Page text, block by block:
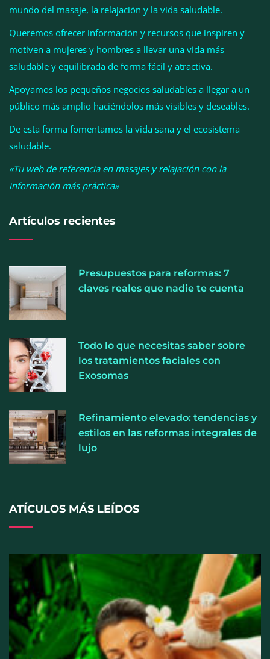
El misterio del masaje sensitivo: lo que nadie te
cuenta
bienestar y la relajación absoluta
¿Conocías estos beneficios del masaje sensorial
mundo del masaje, la relajación y la vida saludable.
Queremos ofrecer información y recursos que inspiren y
motiven a mujeres y hombres a llevar una vida más
saludable y equilibrada de forma fácil y atractiva.
Apoyamos los pequeños negocios saludables a llegar a un
público más amplio haciéndolos más visibles y deseables.
De esta forma fomentamos la vida sana y el ecosistema
saludable.
«Tu web de referencia en masajes y relajación con la
información más práctica»
Artículos recientes
Presupuestos para reformas: 7
claves reales que nadie te cuenta
Todo lo que necesitas saber sobre
los tratamientos faciales con
Exosomas
Refinamiento elevado: tendencias y
estilos en las reformas integrales de
lujo
ATÍCULOS MÁS LEÍDOS